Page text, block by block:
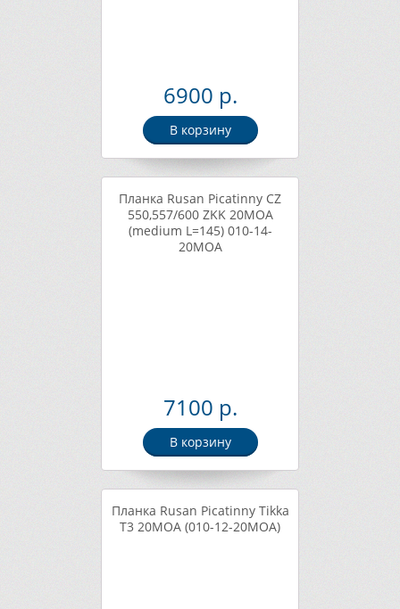
6900 р.
В корзину
Планка Rusan Picatinny CZ
550,557/600 ZKK 20MOA
(medium L=145) 010-14-
20MOA
7100 р.
В корзину
Планка Rusan Picatinny Tikka
T3 20MOA (010-12-20MOA)